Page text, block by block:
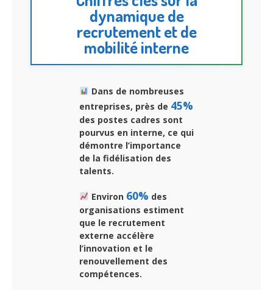
dynamique de
recrutement et de
mobilité interne
Dans de nombreuses
entreprises, près de 45%
des postes cadres sont
pourvus en interne, ce qui
démontre l’importance
de la fidélisation des
talents.
Environ 60% des
organisations estiment
que le recrutement
externe accélère
l’innovation et le
renouvellement des
compétences.